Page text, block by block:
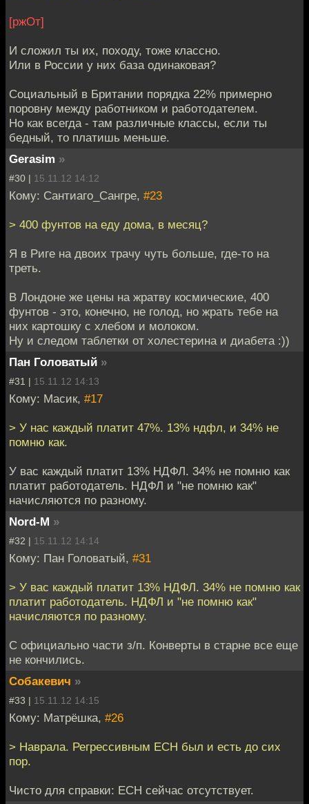
[ржОт]
И сложил ты их, походу, тоже классно.
Или в России у них база одинаковая?
Социальный в Британии порядка 22% примерно
поровну между работником и работодателем.
Но как всегда - там различные классы, если ты
бедный, то платишь меньше.
Gerasim »
#30 | 15.11.12 14:12
Кому: Сантиаго_Сангре, #23
> 400 фунтов на еду дома, в месяц?
Я в Риге на двоих трачу чуть больше, где-то на
треть.
В Лондоне же цены на жратву космические, 400
фунтов - это, конечно, не голод, но жрать тебе на
них картошку с хлебом и молоком.
Ну и следом таблетки от холестерина и диабета :))
Пан Головатый »
#31 | 15.11.12 14:13
Кому: Масик, #17
> У нас каждый платит 47%. 13% ндфл, и 34% не
помню как.
У вас каждый платит 13% НДФЛ. 34% не помню как
платит работодатель. НДФЛ и "не помню как"
начисляются по разному.
Nord-M »
#32 | 15.11.12 14:14
Кому: Пан Головатый, #31
> У вас каждый платит 13% НДФЛ. 34% не помню как
платит работодатель. НДФЛ и "не помню как"
начисляются по разному.
С официально части з/п. Конверты в старне все еще
не кончились.
Собакевич »
#33 | 15.11.12 14:15
Кому: Матрёшка, #26
> Наврала. Регрессивным ЕСН был и есть до сих
пор.
Чисто для справки: ЕСН сейчас отсутствует.